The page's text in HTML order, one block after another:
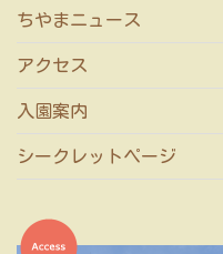
ちやまニュース
アクセス
入園案内
シークレットページ